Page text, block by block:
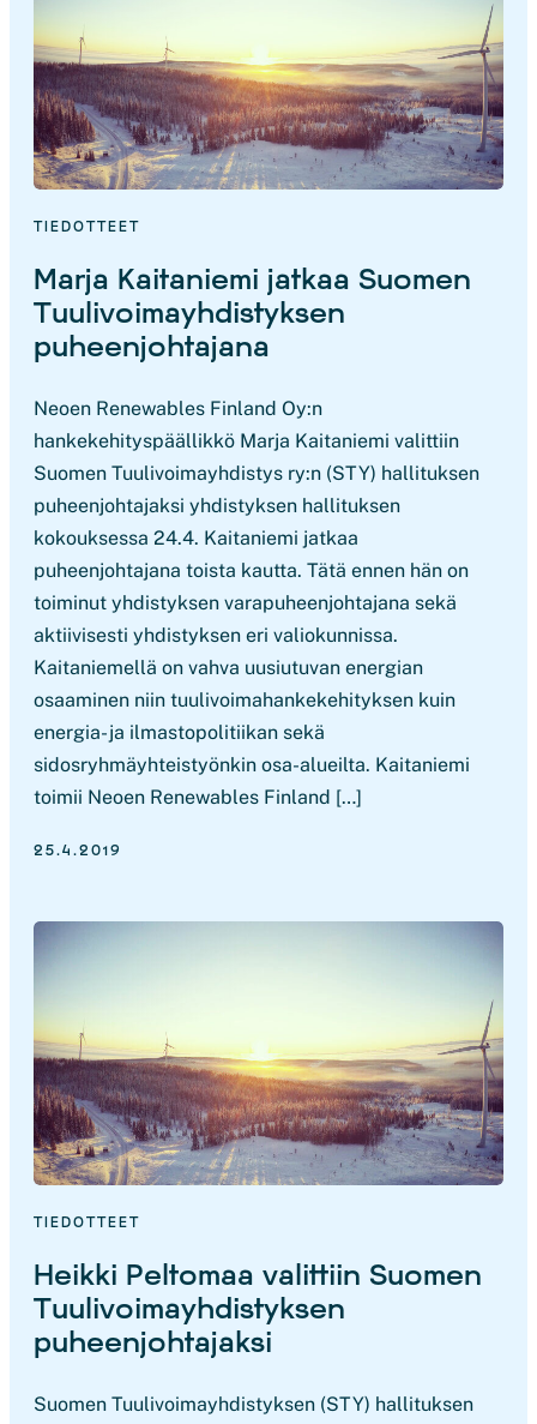
TIEDOTTEET
Marja Kaitaniemi jatkaa Suomen
Tuulivoimayhdistyksen
puheenjohtajana
Neoen Renewables Finland Oy:n
hankekehityspäällikkö Marja Kaitaniemi valittiin
Suomen Tuulivoimayhdistys ry:n (STY) hallituksen
puheenjohtajaksi yhdistyksen hallituksen
kokouksessa 24.4. Kaitaniemi jatkaa
puheenjohtajana toista kautta. Tätä ennen hän on
toiminut yhdistyksen varapuheenjohtajana sekä
aktiivisesti yhdistyksen eri valiokunnissa.
Kaitaniemellä on vahva uusiutuvan energian
osaaminen niin tuulivoimahankekehityksen kuin
energia- ja ilmastopolitiikan sekä
sidosryhmäyhteistyönkin osa-alueilta. Kaitaniemi
toimii Neoen Renewables Finland […]
25.4.2019
TIEDOTTEET
Heikki Peltomaa valittiin Suomen
Tuulivoimayhdistyksen
puheenjohtajaksi
Suomen Tuulivoimayhdistyksen (STY) hallituksen